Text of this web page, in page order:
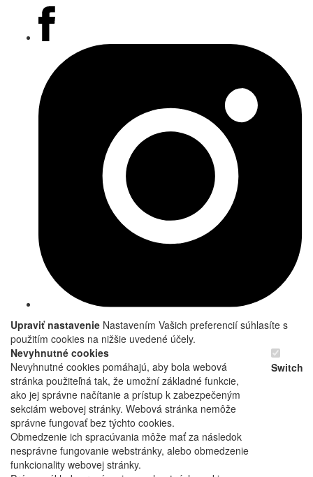
Upraviť nastavenie Nastavením Vašich preferencií súhlasíte s
použitím cookies na nižšie uvedené účely.
Nevyhnutné cookies
Nevyhnutné cookies pomáhajú, aby bola webová
stránka použiteľná tak, že umožní základné funkcie,
ako jej správne načítanie a prístup k zabezpečeným
sekciám webovej stránky. Webová stránka nemôže
správne fungovať bez týchto cookies.
Obmedzenie ich spracúvania môže mať za následok
nesprávne fungovanie webstránky, alebo obmedzenie
funkcionality webovej stránky.
Switch